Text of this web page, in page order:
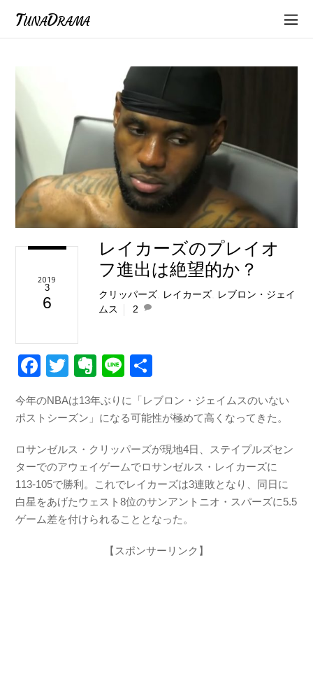
TunaDrama
2019
3
6
レイカーズのプレイオ
フ進出は絶望的か？
クリッパーズ レイカーズ
レブロン・ジェイ
ムス
2
F
c
b
o
o
k
T
tt
E
er
ot
e
Li
e
今年のNBAは13年ぶりに「レブロン・ジェイムスのいない
ポストシーズン」になる可能性が極めて高くなってきた。
ロサンゼルス・クリッパーズが現地4日、ステイプルズセン
ターでのアウェイゲームでロサンゼルス・レイカーズに
113-105で勝利。これでレイカーズは3連敗となり、同日に
白星をあげたウェスト8位のサンアントニオ・スパーズに5.5
ゲーム差を付けられることとなった。
【スポンサーリンク】